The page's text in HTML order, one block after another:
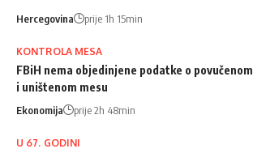
Hercegovina prije 1h 15min
KONTROLA MESA
FBiH nema objedinjene podatke o povučenom
i uništenom mesu
Ekonomija prije 2h 48min
U 67. GODINI